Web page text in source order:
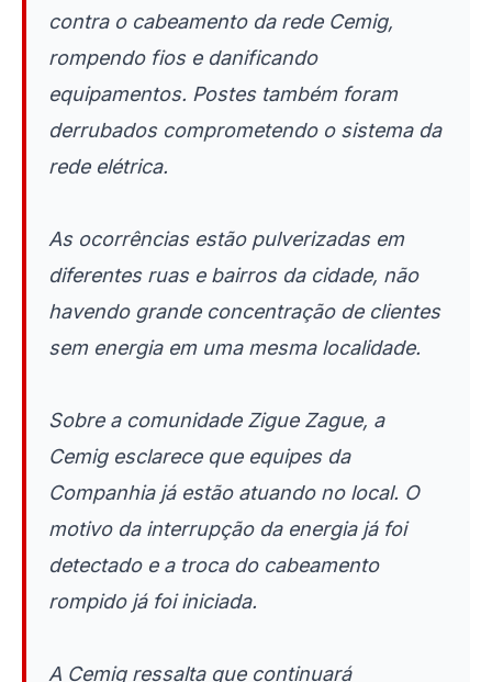
contra o cabeamento da rede Cemig,
rompendo fios e danificando
equipamentos. Postes também foram
derrubados comprometendo o sistema da
rede elétrica.
As ocorrências estão pulverizadas em
diferentes ruas e bairros da cidade, não
havendo grande concentração de clientes
sem energia em uma mesma localidade.
Sobre a comunidade Zigue Zague, a
Cemig esclarece que equipes da
Companhia já estão atuando no local. O
motivo da interrupção da energia já foi
detectado e a troca do cabeamento
rompido já foi iniciada.
A Cemig ressalta que continuará